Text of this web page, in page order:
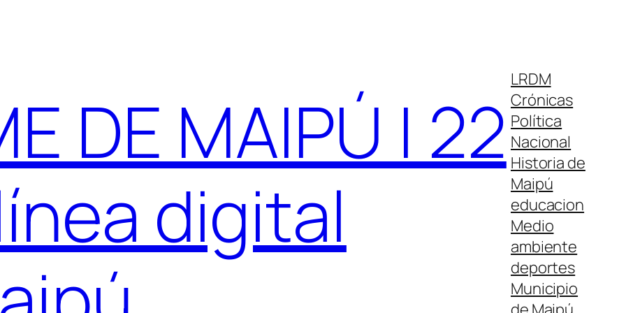
DE MAIPÚ | 22
digital
LRDM
Crónicas
Política
Nacional
Historia de
Maipú
educacion
Medio
ambiente
deportes
Municipio